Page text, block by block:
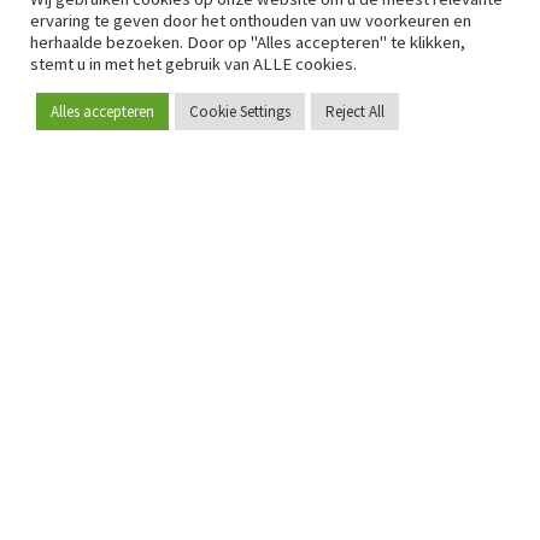
Word lid
ervaring te geven door het onthouden van uw voorkeuren en
herhaalde bezoeken. Door op "Alles accepteren" te klikken,
stemt u in met het gebruik van ALLE cookies.
Alles accepteren Cookie Settings Reject All